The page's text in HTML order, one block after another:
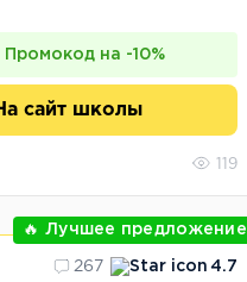
Промокод на -10%
сайт школы
119
🔥 Лучшее предложение
267 4.7